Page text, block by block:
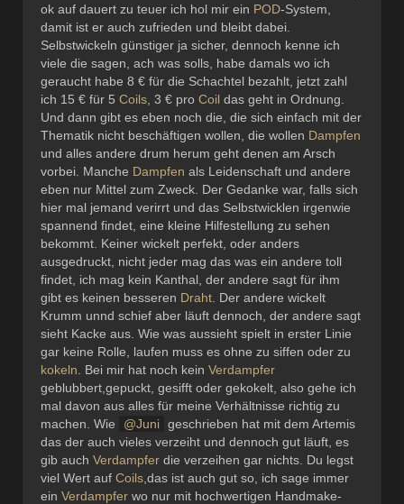
ok auf dauert zu teuer ich hol mir ein POD-System,
damit ist er auch zufrieden und bleibt dabei.
Selbstwickeln günstiger ja sicher, dennoch kenne ich
viele die sagen, ach was solls, habe damals wo ich
geraucht habe 8 € für die Schachtel bezahlt, jetzt zahl
ich 15 € für 5 Coils , 3 € pro Coil das geht in Ordnung.
Und dann gibt es eben noch die, die sich einfach mit der
Thematik nicht beschäftigen wollen, die wollen Dampfen
und alles andere drum herum geht denen am Arsch
vorbei. Manche Dampfen als Leidenschaft und andere
eben nur Mittel zum Zweck. Der Gedanke war, falls sich
hier mal jemand verirrt und das Selbstwicklen irgenwie
spannend findet, eine kleine Hilfestellung zu sehen
bekommt. Keiner wickelt perfekt, oder anders
ausgedruckt, nicht jeder mag das was ein andere toll
findet, ich mag kein Kanthal, der andere sagt für ihm
gibt es keinen besseren Draht . Der andere wickelt
Krumm unnd schief aber läuft dennoch, der andere sagt
sieht Kacke aus. Wie was aussieht spielt in erster Linie
gar keine Rolle, laufen muss es ohne zu siffen oder zu
kokeln . Bei mir hat noch kein Verdampfer
geblubbert,gepuckt, gesifft oder gekokelt, also gehe ich
mal davon aus alles für meine Verhältnisse richtig zu
machen. Wie
Juni geschrieben hat mit dem Artemis
das der auch vieles verzeiht und dennoch gut läuft, es
gib auch Verdampfer die verzeihen gar nichts. Du legst
viel Wert auf Coils ,das ist auch gut so, ich sage immer
ein Verdampfer wo nur mit hochwertigen Handmake-